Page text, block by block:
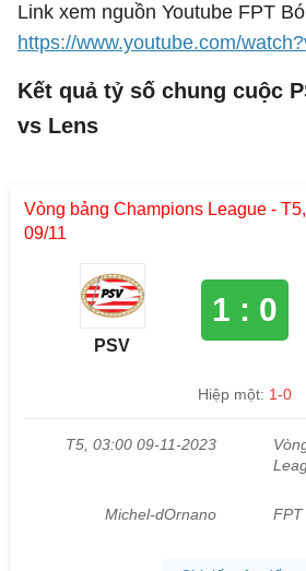
Link xem nguồn Youtube FPT
https://www.youtube.com/
Kết quả tỷ số chung cuộc
vs Lens